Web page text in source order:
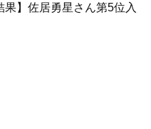
】佐居勇星さん第5位入